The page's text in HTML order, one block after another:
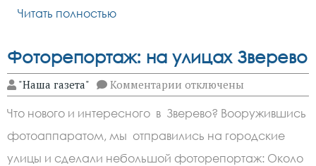
Читать полностью
Фоторепортаж: на улицах Зверево
"Наша газета" Комментарии к
записи
Фоторепортаж:
на
улицах
Зверево
отключены
Что нового и интересного в Зверево? Вооружившись
фотоаппаратом, мы отправились на городские
улицы и сделали небольшой фоторепортаж: Около